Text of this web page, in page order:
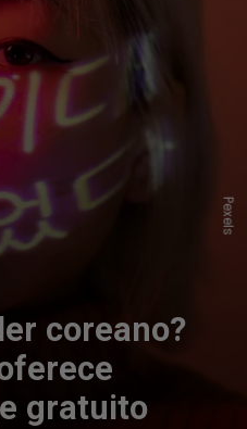
coreano?
gratuito
Pexels